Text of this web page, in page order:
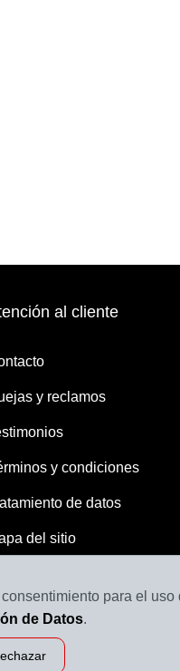
para el
de Datos.
al cliente
y reclamos
y condiciones
de datos
del sitio
Medellín | Servillantas el Dorado